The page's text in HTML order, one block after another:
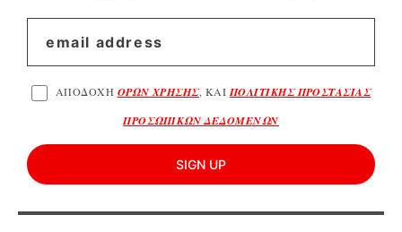
ΑΠΟΔΟΧΗ ΟΡΩΝ ΧΡΗΣΗΣ, ΚΑΙ ΠΟΛΙΤΙΚΗΣ ΠΡΟΣΤΑΣΙΑΣ
ΠΡΟΣΩΠΙΚΩΝ ΔΕΔΟΜΕΝΩΝ
SIGN UP